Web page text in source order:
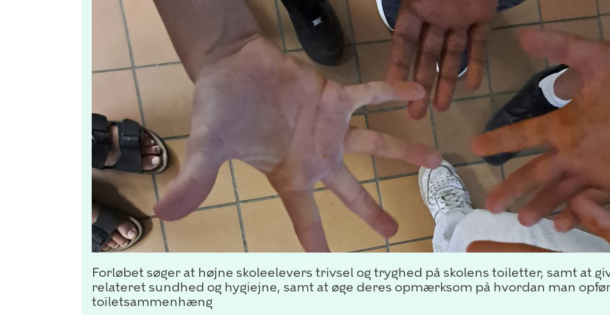
Forløbet søger at højne skoleelevers trivsel og tryghed på skolens toiletter, samt at
relateret sundhed og hygiejne, samt at øge deres opmærksom på hvordan man
toiletsammenhæng